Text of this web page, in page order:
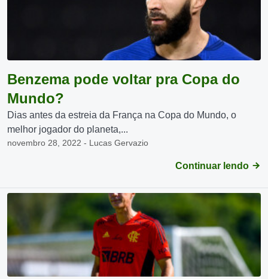
Benzema pode voltar pra Copa do
Mundo?
Dias antes da estreia da França na Copa do Mundo, o
melhor jogador do planeta,...
novembro 28, 2022 - Lucas Gervazio
Continuar lendo